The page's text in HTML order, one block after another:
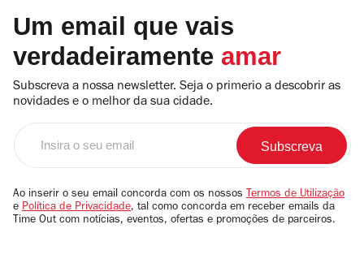
Um email que vais
verdadeiramente amar
Subscreva a nossa newsletter. Seja o primerio a descobrir as
novidades e o melhor da sua cidade.
email
Ao inserir o seu email concorda com os nossos Termos de Utilização
e Política de Privacidade, tal como concorda em receber emails da
Time Out com notícias, eventos, ofertas e promoções de parceiros.